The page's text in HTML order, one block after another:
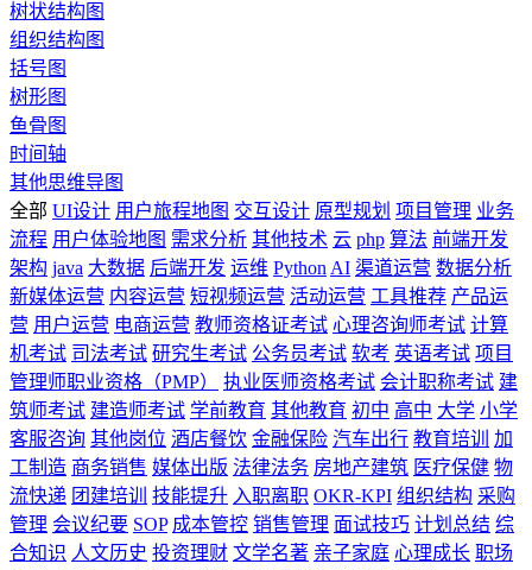
树状结构图
组织结构图
括号图
树形图
鱼骨图
时间轴
其他思维导图
全部 UI设计 用户旅程地图 交互设计 原型规划 项目管理 业务
流程 用户体验地图 需求分析 其他技术 云 php 算法 前端开发
架构 java 大数据 后端开发 运维 Python AI 渠道运营 数据分析
新媒体运营 内容运营 短视频运营 活动运营 工具推荐 产品运
营 用户运营 电商运营 教师资格证考试 心理咨询师考试 计算
机考试 司法考试 研究生考试 公务员考试 软考 英语考试 项目
管理师职业资格（PMP）
执业医师资格考试 会计职称考试 建
筑师考试 建造师考试 学前教育 其他教育 初中 高中 大学 小学
客服咨询 其他岗位 酒店餐饮 金融保险 汽车出行 教育培训
加
工制造 商务销售 媒体出版 法律法务 房地产建筑 医疗保健 物
流快递 团建培训 技能提升 入职离职 OKR-KPI 组织结构 采购
管理 会议纪要 SOP 成本管控 销售管理 面试技巧 计划总结 综
合知识 人文历史 投资理财 文学名著 亲子家庭 心理成长 职场